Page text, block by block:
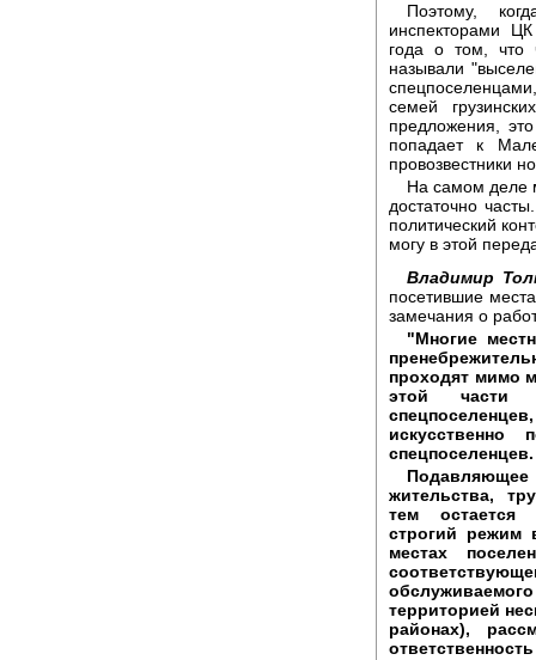
Поэтому,
инспекторами
года о том, что
называли
семей
предложения,
попадает к
провозвестники
На самом деле
достаточно
политический
могу в этой
Владимир
посетившие
замечания о
"Многие
проходят мимо
этой части
искусственно
жительства,
тем остается
строгий режим
местах
территорией
районах),